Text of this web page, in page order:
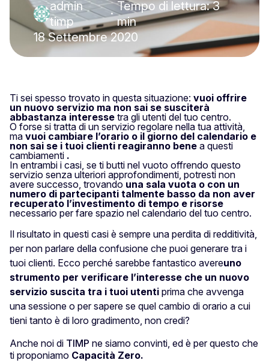
admin
timp
·
Tempo di lettura: 3
min
18 Settembre 2020
Ti sei spesso trovato in questa situazione: vuoi offrire
un nuovo servizio ma non sai se susciterà
abbastanza interesse tra gli utenti del tuo centro.
O forse si tratta di un servizio regolare nella tua attività,
ma vuoi cambiare l’orario o il giorno del calendario e
non sai se i tuoi clienti reagiranno bene a questi
cambiamenti .
In entrambi i casi, se ti butti nel vuoto offrendo questo
servizio senza ulteriori approfondimenti, potresti non
avere successo, trovando una sala vuota o con un
numero di partecipanti talmente basso da non aver
recuperato l’investimento di tempo e risorse
necessario per fare spazio nel calendario del tuo centro.
Il risultato in questi casi è sempre una perdita di redditività,
per non parlare della confusione che puoi generare tra i
tuoi clienti. Ecco perché sarebbe fantastico avereuno
strumento per verificare l’interesse che un nuovo
servizio suscita tra i tuoi utenti prima che avvenga
una sessione o per sapere se quel cambio di orario a cui
tieni tanto è di loro gradimento, non credi?
Anche noi di TIMP ne siamo convinti, ed è per questo che
ti proponiamo Capacità Zero.